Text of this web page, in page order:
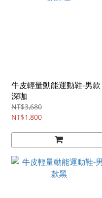
牛皮輕量動能運動鞋-男款
深咖
NT$3,680
NT$1,800